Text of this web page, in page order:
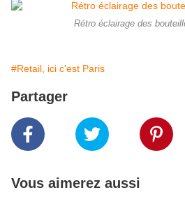
Rétro éclairage des
#Retail, ici c'est Paris
Partager
Vous aimerez aussi